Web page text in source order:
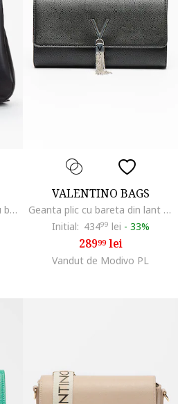
Rucsac de piele ecologica cu barete ajustabile, Gri antracit
VALENTINO BAGS
Geanta plic cu bareta din lant Divina, Negru
Initial: 43499 lei - 33%
28999lei
Vandut de Modivo PL